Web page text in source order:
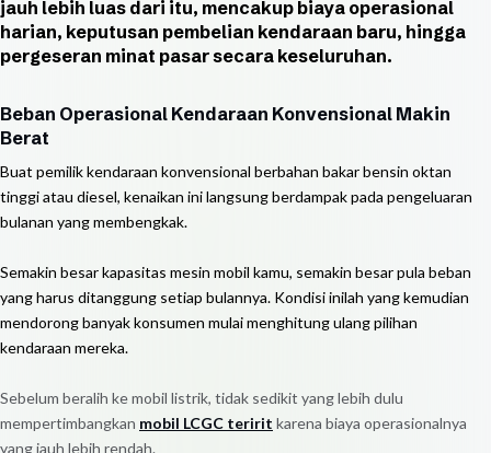
jauh lebih luas dari itu, mencakup biaya operasional
harian, keputusan pembelian kendaraan baru, hingga
pergeseran minat pasar secara keseluruhan.
Beban Operasional Kendaraan Konvensional Makin
Berat
Buat pemilik kendaraan konvensional berbahan bakar bensin oktan
tinggi atau diesel, kenaikan ini langsung berdampak pada pengeluaran
bulanan yang membengkak.
Semakin besar kapasitas mesin mobil kamu, semakin besar pula beban
yang harus ditanggung setiap bulannya. Kondisi inilah yang kemudian
mendorong banyak konsumen mulai menghitung ulang pilihan
kendaraan mereka.
Sebelum beralih ke mobil listrik, tidak sedikit yang lebih dulu
mempertimbangkan mobil LCGC teririt karena biaya operasionalnya
yang jauh lebih rendah.